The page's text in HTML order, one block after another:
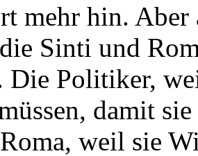
mehr hin. Aber
Sinti und
Die Politiker,
damit
weil sie